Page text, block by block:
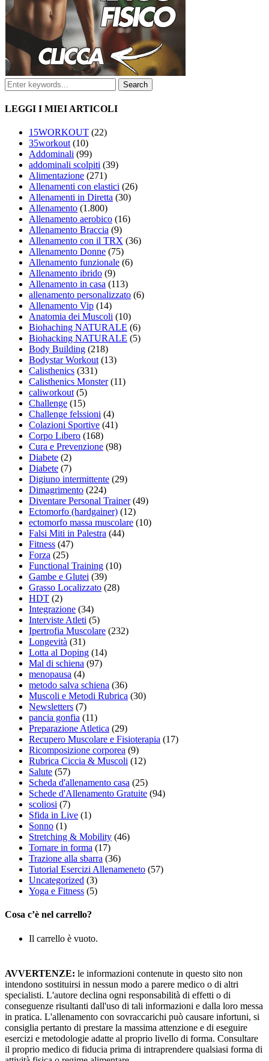
LEGGI I MIEI ARTICOLI
15WORKOUT (22)
35workout (10)
Addominali (99)
addominali scolpiti (39)
Alimentazione (271)
Allenamenti con elastici (26)
Allenamenti in Diretta (30)
Allenamento (1.800)
Allenamento aerobico (16)
Allenamento Braccia (9)
Allenamento con il TRX (36)
Allenamento Donne (75)
Allenamento funzionale (6)
Allenamento ibrido (9)
Allenamento in casa (113)
allenamento personalizzato (6)
Allenamento Vip (14)
Anatomia dei Muscoli (10)
Biohaching NATURALE (6)
Biohacking NATURALE (5)
Body Building (218)
Bodystar Workout (13)
Calisthenics (331)
Calisthenics Monster(11)
caliworkout (5)
Challenge (15)
Challenge felssioni (4)
Colazioni Sportive (41)
Corpo Libero (168)
Cura e Prevenzione (98)
Diabete (2)
Diabete (7)
Digiuno intermittente (29)
Dimagrimento (224)
Diventare Personal Trainer(49)
Ectomorfo (hardgainer) (12)
ectomorfo massa muscolare (10)
Falsi Miti in Palestra (44)
Fitness (47)
Forza (25)
Functional Training (10)
Gambe e Glutei (39)
Grasso Localizzato (28)
HDT (2)
Integrazione (34)
Interviste Atleti (5)
Ipertrofia Muscolare (232)
Longevità (31)
Lotta al Doping (14)
Mal di schiena (97)
menopausa (4)
metodo salva schiena (36)
Muscoli e Metodi Rubrica (30)
Newsletters (7)
pancia gonfia (11)
Preparazione Atletica (29)
Recupero Muscolare e Fisioterapia (17)
Ricomposizione corporea (9)
Rubrica Ciccia & Muscoli (12)
Salute (57)
Scheda d'allenamento casa (25)
Schede d'Allenamento Gratuite (94)
scoliosi (7)
Sfida in Live (1)
Sonno (1)
Stretching & Mobility (46)
Tornare in forma (17)
Trazione alla sbarra (36)
Tutorial Esercizi Allenameneto (57)
Uncategorized (3)
Yoga e Fitness (5)
Cosa c’è nel carrello?
Il carrello è vuoto.
AVVERTENZE: le informazioni contenute in questo sito non
intendono sostituirsi in nessun modo a parere medico o di altri
specialisti. L'autore declina ogni responsabilità di effetti o di
conseguenze risultanti dall'uso di tali informazioni e dalla loro messa
in pratica. L'allenamento con sovraccarichi può causare infortuni, si
consiglia pertanto di prestare la massima attenzione e di eseguire
esercizi e metodologie adatte al proprio livello di forma. Consultare
il proprio medico di fiducia prima di intraprendere qualsiasi forma di